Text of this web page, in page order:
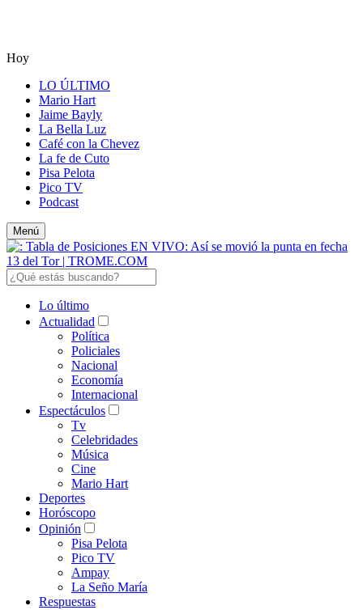
Hoy
LO ÚLTIMO
Mario Hart
Jaime Bayly
La Bella Luz
Café con la Chevez
La fe de Cuto
Pisa Pelota
Pico TV
Podcast
Menú
Lo último
Actualidad
Política
Policiales
Nacional
Economía
Internacional
Espectáculos
Tv
Celebridades
Música
Cine
Mario Hart
Deportes
Horóscopo
Opinión
Pisa Pelota
Pico TV
Ampay
La Seño María
Respuestas